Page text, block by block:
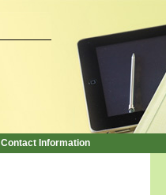
Contact Information